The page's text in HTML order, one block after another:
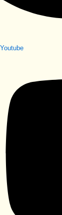
Youtube